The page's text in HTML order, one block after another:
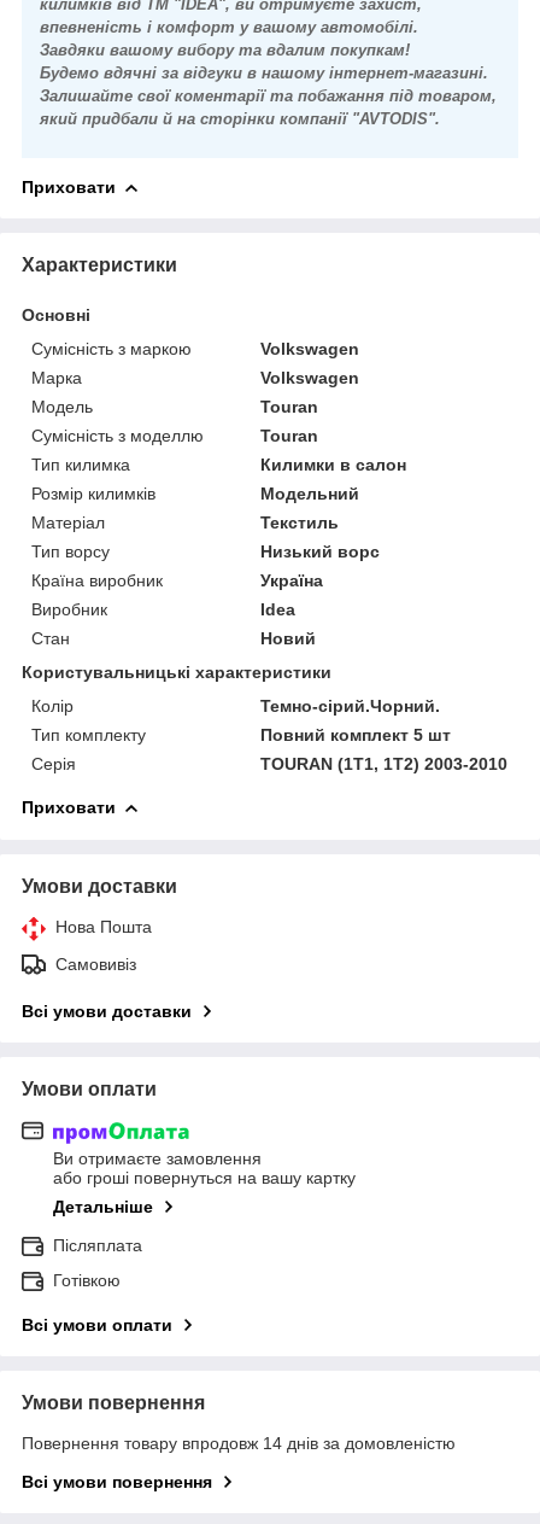
килимків від ТМ "IDEA", ви отримуєте захист,
впевненість і комфорт у вашому автомобілі.
Завдяки вашому вибору та вдалим покупкам!
Будемо вдячні за відгуки в нашому інтернет-магазині.
Залишайте свої коментарії та побажання під товаром,
який придбали й на сторінки компанії "AVTODIS".
Приховати
Характеристики
Основні
Сумісність з маркою
Volkswagen
Марка
Volkswagen
Модель
Touran
Сумісність з моделлю
Touran
Тип килимка
Килимки в салон
Розмір килимків
Модельний
Матеріал
Текстиль
Тип ворсу
Низький ворс
Країна виробник
Україна
Виробник
Idea
Стан
Новий
Користувальницькі характеристики
Колір
Темно-сірий.Чорний.
Тип комплекту
Повний комплект 5 шт
Серія
TOURAN (1T1, 1T2) 2003-2010
Приховати
Умови доставки
Нова Пошта
Самовивіз
Всі умови доставки
Умови оплати
Ви отримаєте замовлення
або гроші повернуться на вашу картку
Детальніше
Післяплата
Готівкою
Всі умови оплати
Умови повернення
Повернення товару впродовж 14 днів за домовленістю
Всі умови повернення